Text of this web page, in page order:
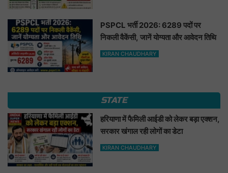
PSPCL भर्ती 2026: 6289 पदों पर
निकली वैकेंसी, जानें योग्यता और आवेदन तिथि
KIRAN CHAUDHARY
STATE
हरियाणा में फैमिली आईडी को लेकर बड़ा एक्शन,
सरकार खंगाल रही लोगों का डेटा
KIRAN CHAUDHARY